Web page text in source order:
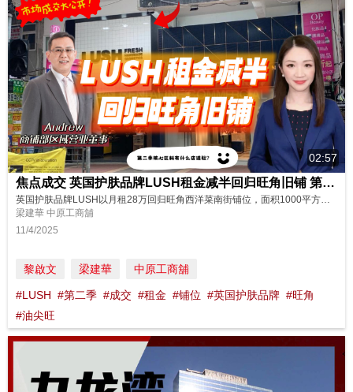
02:57
焦点成交 英国护肤品牌LUSH租金减半回归旺角旧铺 第二季核心区铺位会有什么进驻?
英国护肤品牌LUSH以月租28万回归旺角西洋菜南街铺位，面积1000平方尺，阁楼750平方尺。LUSH曾租用此铺，租金较2019年大幅下降一半。旺角核心区铺位租赁持续升温，预计第二季会有有哪类型店铺入驻呢? 立即看片!记得订阅、赞好及分享！ 嘉宾: 中原工商铺商铺部区域营业董事Andrew 主持: Yan
梁建華 中原工商舖
11/4/2025
黎啟文 梁建華 中原工商舖
#LUSH #第二季 #成交 #租金 #铺位 #英国护肤品牌 #旺角
#油尖旺